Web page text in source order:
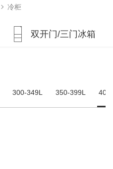
冷柜
双开门/三门冰箱
300-349L 350-399L